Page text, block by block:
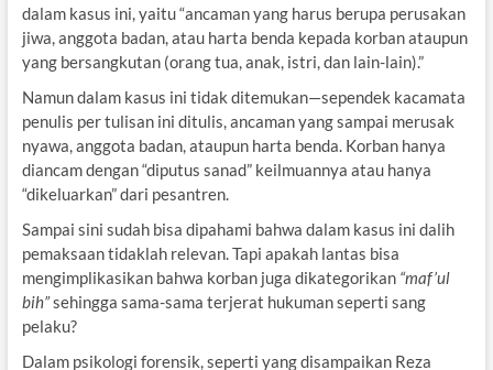
dalam kasus ini, yaitu “ancaman yang harus berupa perusakan
jiwa, anggota badan, atau harta benda kepada korban ataupun
yang bersangkutan (orang tua, anak, istri, dan lain-lain).”
Namun dalam kasus ini tidak ditemukan—sependek kacamata
penulis per tulisan ini ditulis, ancaman yang sampai merusak
nyawa, anggota badan, ataupun harta benda. Korban hanya
diancam dengan “diputus sanad” keilmuannya atau hanya
“dikeluarkan” dari pesantren.
Sampai sini sudah bisa dipahami bahwa dalam kasus ini dalih
pemaksaan tidaklah relevan. Tapi apakah lantas bisa
mengimplikasikan bahwa korban juga dikategorikan “maf’ul
bih”sehingga sama-sama terjerat hukuman seperti sang
pelaku?
Dalam psikologi forensik, seperti yang disampaikan Reza